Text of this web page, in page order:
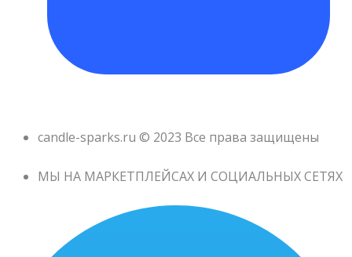
candle-sparks.ru © 2023 Все права защищены
МЫ НА МАРКЕТПЛЕЙСАХ И СОЦИАЛЬНЫХ СЕТЯХ